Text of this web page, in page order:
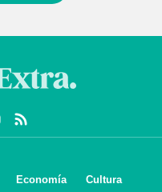
Economía
Cultura